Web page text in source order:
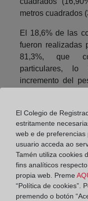
metros cuadrados
El 18,6% de las
fueron realizadas
81,3%, que
particulares, lo
incremento del
2010.
En 2012, el
en 105.421
antes, situándose
que el tipo de
fue del 4,08%,
dos últimos años
El Colegio de
estritamente
web e de
usuario acceda ao
Tamén utiliza cookies
fins analíticos
propia web. Preme
“Política de cookies”.
premendo o botón